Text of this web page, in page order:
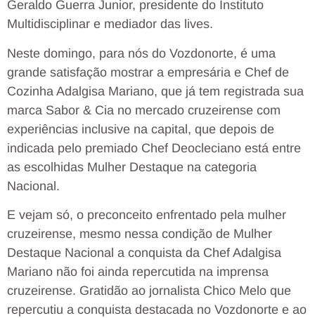
Geraldo Guerra Junior, presidente do Instituto
Multidisciplinar e mediador das lives.
Neste domingo, para nós do Vozdonorte, é uma
grande satisfação mostrar a empresária e Chef de
Cozinha Adalgisa Mariano, que já tem registrada sua
marca Sabor & Cia no mercado cruzeirense com
experiências inclusive na capital, que depois de
indicada pelo premiado Chef Deocleciano está entre
as escolhidas Mulher Destaque na categoria
Nacional.
E vejam só, o preconceito enfrentado pela mulher
cruzeirense, mesmo nessa condição de Mulher
Destaque Nacional a conquista da Chef Adalgisa
Mariano não foi ainda repercutida na imprensa
cruzeirense. Gratidão ao jornalista Chico Melo que
repercutiu a conquista destacada no Vozdonorte e ao